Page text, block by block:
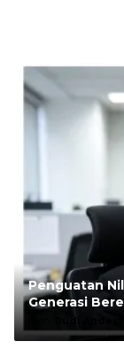
Penguatan
Generasi
Rudi Andesta